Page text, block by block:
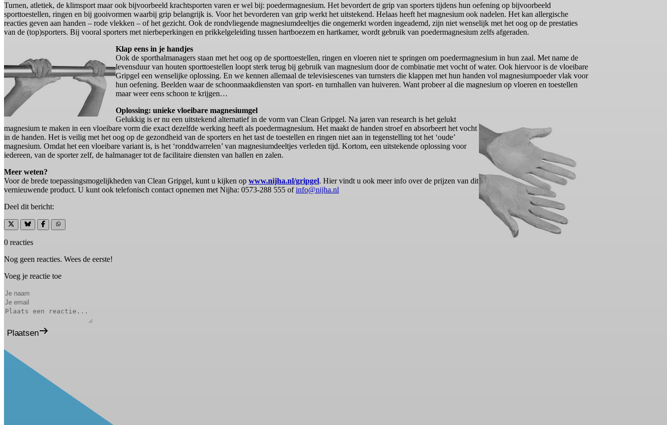
Turnen, atletiek, de klimsport maar ook bijvoorbeeld krachtsporten varen er wel bij: poedermagnesium. Het bevordert de grip van sporters tijdens hun oefening op bijvoorbeeld
sporttoestellen, ringen en bij gooivormen waarbij grip belangrijk is. Voor het bevorderen van grip werkt het uitstekend. Helaas heeft het magnesium ook nadelen. Het kan allergische
reacties geven aan handen – rode vlekken – of het gezicht. Ook de rondvliegende magnesiumdeeltjes die ongemerkt worden ingeademd, zijn niet wenselijk met het oog op de prestaties
van de (top)sporters. Bij vooral sporters met nierbeperkingen en prikkelgeleiding tussen hartboezem en hartkamer, wordt gebruik van poedermagnesium zelfs afgeraden.
Klap eens in je handjes
Ook de sporthalmanagers staan met het oog op de sporttoestellen, ringen en vloeren niet te springen om poedermagnesium in hun zaal. Met name de
levensduur van houten sporttoestellen loopt sterk terug bij gebruik van magnesium door de combinatie met vocht of water. Ook hiervoor is de vloeibare
Gripgel een wenselijke oplossing. En we kennen allemaal de televisiescenes van turnsters die klappen met hun handen vol magnesiumpoeder vlak voor
hun oefening. Beelden waar de schoonmaakdiensten van sport- en turnhallen van huiveren. Want probeer al die magnesium op vloeren en toestellen
maar weer eens schoon te krijgen…
Oplossing: unieke vloeibare magnesiumgel
Gelukkig is er nu een uitstekend alternatief in de vorm van Clean Gripgel. Na jaren van research is het gelukt
magnesium te maken in een vloeibare vorm die exact dezelfde werking heeft als poedermagnesium. Het maakt de handen stroef en absorbeert het vocht
in de handen. Het is veilig met het oog op de gezondheid van de sporters en het tast de toestellen en ringen niet aan in tegenstelling tot het ‘oude’
magnesium. Omdat het een vloeibare variant is, is het ‘ronddwarrelen’ van magnesiumdeeltjes verleden tijd. Kortom, een uitstekende oplossing voor
iedereen, van de sporter zelf, de halmanager tot de facilitaire diensten van hallen en zalen.
Meer weten?
Voor de brede toepassingsmogelijkheden van Clean Gripgel, kunt u kijken op www.nijha.nl/gripgel. Hier vindt u ook meer info over de prijzen van dit
vernieuwende product. U kunt ook telefonisch contact opnemen met Nijha: 0573-288 555 ofinfo@nijha.nl
Deel dit bericht:
0 reacties
Nog geen reacties. Wees de eerste!
Voeg je reactie toe
Plaatsen